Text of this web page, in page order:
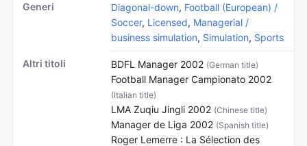
Generi Diagonal-down, Football (European) /
Soccer, Licensed, Managerial /
business simulation, Simulation, Sports
Altri titoli BDFL Manager 2002 (German title)
Football Manager Campionato 2002
(Italian title)
LMA Zuqiu Jingli 2002 (Chinese title)
Manager de Liga 2002 (Spanish title)
Roger Lemerre : La Sélection des